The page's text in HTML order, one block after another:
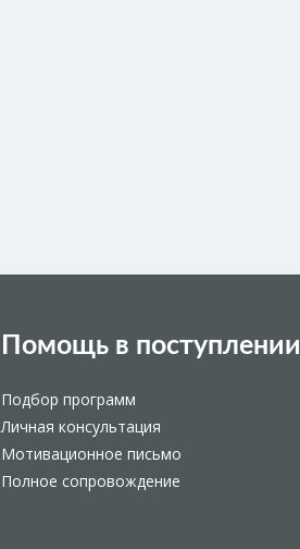
Помощь в поступлении
Подбор программ
Личная консультация
Мотивационное письмо
Полное сопровождение